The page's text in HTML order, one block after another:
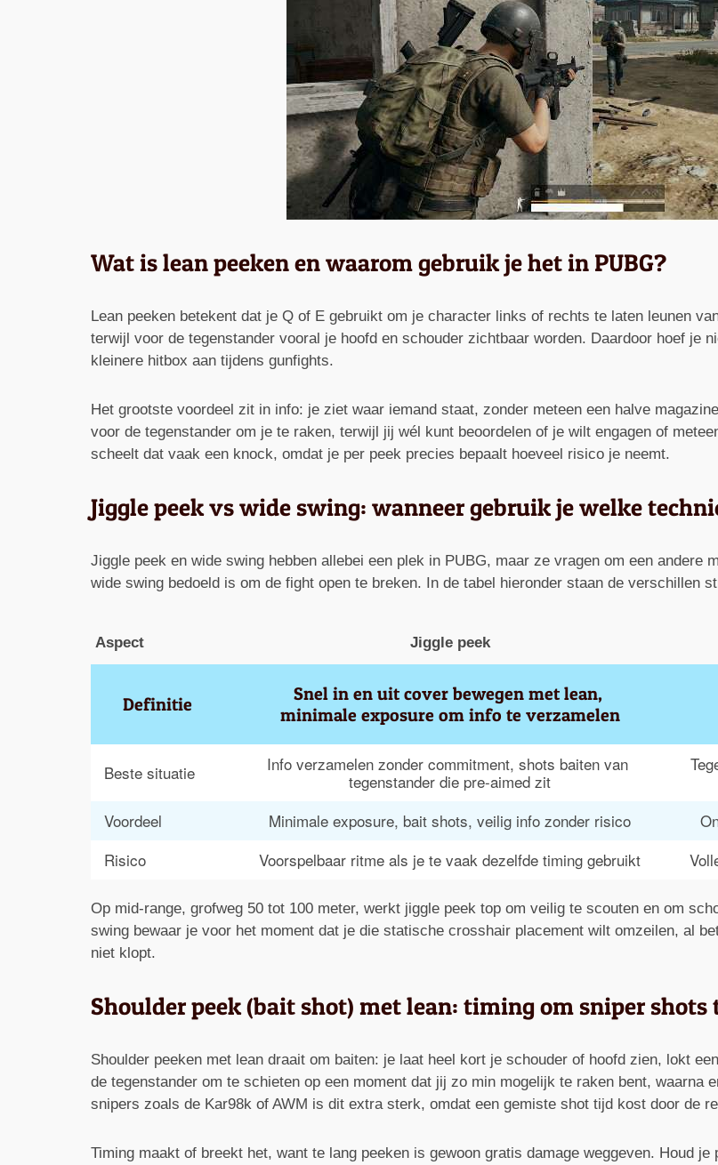
Wat is lean peeken en waarom gebruik je het in PUBG?
Lean peeken betekent dat je Q of E gebruikt om je character links of rechts te laten leunen
terwijl voor de tegenstander vooral je hoofd en schouder zichtbaar worden. Daardoor hoef je
kleinere hitbox aan tijdens gunfights.
Het grootste voordeel zit in info: je ziet waar iemand staat, zonder meteen een halve
voor de tegenstander om je te raken, terwijl jij wél kunt beoordelen of je wilt engagen of
scheelt dat vaak een knock, omdat je per peek precies bepaalt hoeveel risico je neemt.
Jiggle peek vs wide swing: wanneer gebruik je welke
Jiggle peek en wide swing hebben allebei een plek in PUBG, maar ze vragen om een
wide swing bedoeld is om de fight open te breken. In de tabel hieronder staan de verschillen
Aspect Jiggle peek
Definitie
Snel in en uit cover bewegen met lean,
minimale exposure om info te verzamelen
Beste situatie
Info verzamelen zonder commitment, shots baiten van
tegenstander die pre-aimed zit
Voordeel
Minimale exposure, bait shots, veilig info zonder risico
Risico
Voorspelbaar ritme als je te vaak dezelfde timing gebruikt
Op mid-range, grofweg 50 tot 100 meter, werkt jiggle peek top om veilig te scouten en om
swing bewaar je voor het moment dat je die statische crosshair placement wilt omzeilen, al
niet klopt.
Shoulder peek (bait shot) met lean: timing om sniper
Shoulder peeken met lean draait om baiten: je laat heel kort je schouder of hoofd zien, lokt
de tegenstander om te schieten op een moment dat jij zo min mogelijk te raken bent, waarna
snipers zoals de Kar98k of AWM is dit extra sterk, omdat een gemiste shot tijd kost door de
Timing maakt of breekt het, want te lang peeken is gewoon gratis damage weggeven. Houd